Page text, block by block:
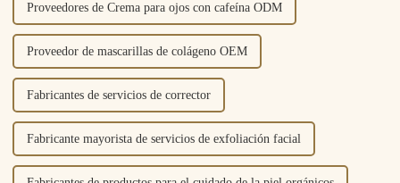
Proveedores de Crema para ojos con cafeína ODM
Proveedor de mascarillas de colágeno OEM
Fabricantes de servicios de corrector
Fabricante mayorista de servicios de exfoliación facial